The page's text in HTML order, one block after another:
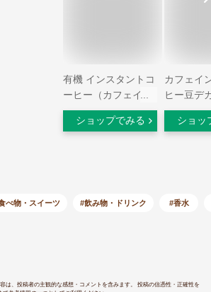
有機 インスタントコ
ーヒー（カフェイン
レス） 50g×2袋（50
杯分）★ドイツ産［
妊娠中 妊婦 アイス
ショップでみる
カフェイ
ヒー豆デ
アラビカ
ショッ
べ物・スイーツ #飲み物・ドリンク #香水
は、投稿者の主観的な感想・コメントを含みます。 投稿の信憑性・正確性を